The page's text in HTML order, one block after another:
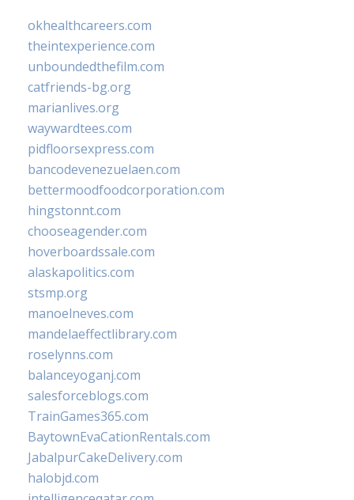
okhealthcareers.com
theintexperience.com
unboundedthefilm.com
catfriends-bg.org
marianlives.org
waywardtees.com
pidfloorsexpress.com
bancodevenezuelaen.com
bettermoodfoodcorporation.com
hingstonnt.com
chooseagender.com
hoverboardssale.com
alaskapolitics.com
stsmp.org
manoelneves.com
mandelaeffectlibrary.com
roselynns.com
balanceyoganj.com
salesforceblogs.com
TrainGames365.com
BaytownEvaCationRentals.com
JabalpurCakeDelivery.com
halobjd.com